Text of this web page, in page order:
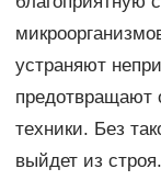
устраняют
предотвращают
техники. Без
выйдет из строя.